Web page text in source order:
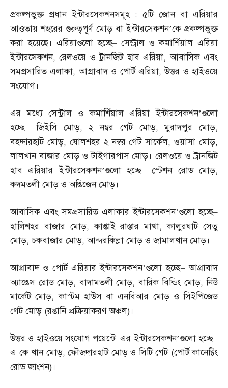
প্রকল্পভুক্ত প্রধান ইন্টারসেকশনসমূহ : ৫টি জোন বা এরিয়ার
আওতায় শহরের গুরুত্বপূর্ণ মোড় বা ইন্টারসেকশন’কে প্রকল্পভুক্ত
করা হয়েছে। এরিয়াগুলো হচ্ছে–সেন্ট্রাল ও কমার্শিয়াল এরিয়া
ইন্টারসেকশন,রেলওয়ে ও ট্রানজিট হাব এরিয়া,আবাসিক এবং
সমপ্রসারিত এলাকা,আগ্রাবাদ ও পোর্ট এরিয়া,উত্তর ও হাইওয়ে
সংযোগ।
এর মধ্যে সেন্ট্রাল ও কমার্শিয়াল এরিয়া ইন্টারসেকশন’গুলো
হচ্ছে–জিইসি মোড়,২ নম্বর গেট মোড়,মুরাদপুর মোড়,
বহদ্দারহাট মোড়, ষোলশহর ২ নম্বর গেট সার্কেল,ওয়াসা মোড়,
লালখান বাজার মোড় ও টাইগারপাস মোড়। রেলওয়ে ও ট্রানজিট
হাব এরিয়ার ইন্টারসেকশন’গুলো হচ্ছে–স্টেশন রোড মোড়,
কদমতলী মোড় ও অঙিজেন মোড়।
আবাসিক এবং সমপ্রসারিত এলাকার ইন্টারসেকশন’গুলো হচ্ছে–
হালিশহর বাজার মোড়,কাপ্তাই রাস্তার মাথা,কালুরঘাট সেতু
মোড়,চকবাজার মোড়,আন্দরকিল্লা মোড় ও জামালখান মোড়।
আগ্রাবাদ ও পোর্ট এরিয়ার ইন্টারসেকশন’গুলো হচ্ছে–আগ্রাবাদ
অ্যাঙেস রোড মোড়,বাদামতলী মোড়,বারিক বিল্ডিং মোড়,নিউ
মার্কেট মোড়,কাস্টম হাউস বা এনবিআর মোড় ও সিইপিজেড
গেট মোড় (রপ্তানি প্রক্রিয়াকরণ অঞ্চল)।
উত্তর ও হাইওয়ে সংযোগ পয়েন্টে–এর ইন্টারসেকশন’গুলো হচ্ছে–
এ কে খান মোড়, ফৌজদারহাট মোড় ও সিটি গেট (পোর্ট কানেক্টিং
রোড জাংশন)।